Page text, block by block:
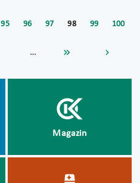
95 96 97 98 99 100
…
Magazin